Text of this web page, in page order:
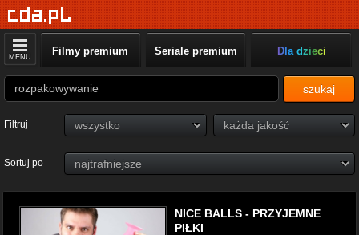
MENU Filmy premium Seriale premium Dla dzieci
szukaj
Filtruj
Sortuj po
NICE BALLS - PRZYJEMNE
PIŁKI